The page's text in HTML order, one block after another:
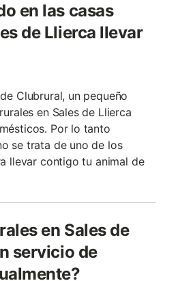
en las casas
de Llierca llevar
Clubrural, un pequeño
en Sales de Llierca
Por lo tanto
se trata de uno de los
llevar contigo tu animal de
en Sales de
servicio de